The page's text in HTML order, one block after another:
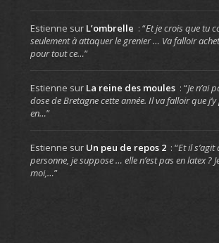
Estienne sur L’ombrelle : “Et je crois que tu
seulement à attaquer le grenier … Va falloir
pour tout ce…”
Estienne sur La reine des moules : “Je n’ai
dose de Bretagne cette année. Il va falloir que j’y
en…”
Estienne sur Un peu de repos 2 : “Et il s’agit
personne, je suppose … elle n’est pas en latex ?
moi,…”